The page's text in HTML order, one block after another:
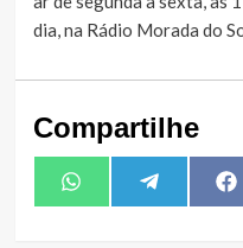
dia, na Rádio Morada do
Compartilhe
Share
on
WhatsAppShare
on
Telegram